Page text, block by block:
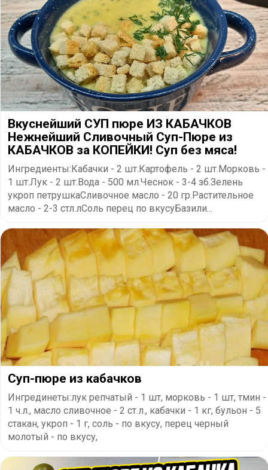
Вкуснейший СУП пюре ИЗ КАБАЧКОВ
Нежнейший Сливочный Суп-Пюре из
КАБАЧКОВ за КОПЕЙКИ! Суп без мяса!
Ингредиенты:Кабачки - 2 шт.Картофель - 2 шт.Морковь -
1 шт.Лук - 2 шт.Вода - 500 мл.Чеснок - 3-4 зб.Зелень
укроп петрушкаСливочное масло - 20 гр.Растительное
масло - 2-3 стл.лСоль перец по вкусуБазили...
Суп-пюре из кабачков
Ингрединеты:лук репчатый - 1 шт, морковь - 1 шт, тмин -
1 ч.л., масло сливочное - 2 ст.л., кабачки - 1 кг, бульон - 5
стакан, укроп - 1 г, соль - по вкусу, перец черный
молотый - по вкусу,